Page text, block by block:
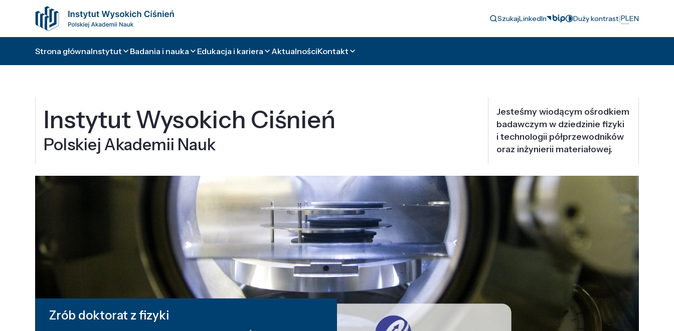
SzukajLinkedIn Duży kontrast|PLEN
Strona głównaInstytut Badania i nauka Edukacja i kariera AktualnościKontakt
Instytut Wysokich Ciśnień
Polskiej Akademii Nauk
Jesteśmy wiodącym ośrodkiem
badawczym w dziedzinie fizyki
i technologii półprzewodników
oraz inżynierii materiałowej.
Zrób doktorat z fizyki